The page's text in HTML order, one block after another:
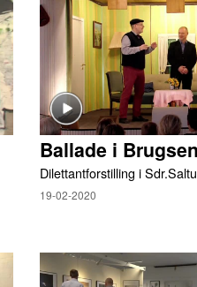
Ballade i
Dilettantforstilling i
19-02-2020